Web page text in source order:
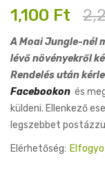
Original
was:
2,200 Ft.
1,100 Ft
Current
is:
1,100 Ft.
A Moai Jungle-nél
lévő növényekről
Rendelés után
Facebookon és
küldeni. Ellenkező
legszebbet
Elérhetőség: